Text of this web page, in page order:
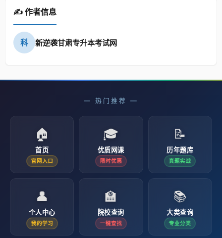
✍️ 作者信息
科 新逆袭甘肃专升本考试网
— 热门推荐 —
🏠
首页
官网入口
🎓
优质网课
限时优惠
📝
历年题库
真题实战
👤
个人中心
我的学习
🏫
院校查询
一键查找
📚
大类查询
专业分类